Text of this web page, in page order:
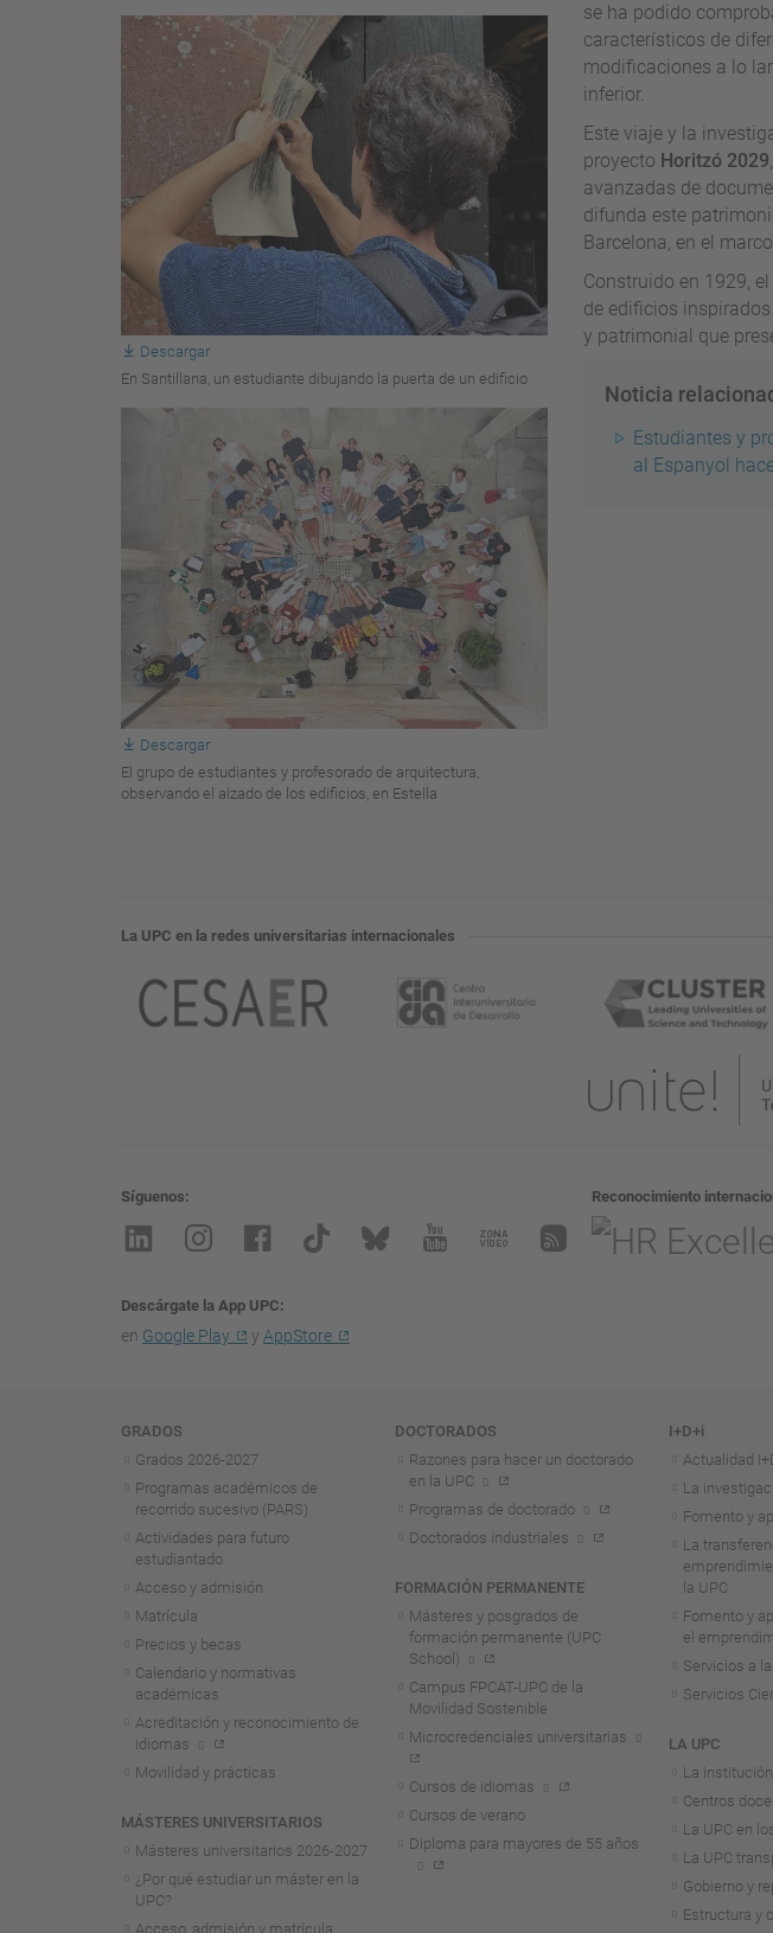
Descargar
En Santillana, un estudiante dibujando la puerta de un edificio
Descargar
El grupo de estudiantes y profesorado de arquitectura,
observando el alzado de los edificios, en Estella
se ha podido
característicos de
modificaciones a lo
inferior.
Este viaje y la
proyecto Horitzó 2029
avanzadas de
difunda este
Barcelona, en el
Construido en 1929,
de edificios
y patrimonial que
Noticia
Estudiantes y
al Espanyol
La UPC en la redes universitarias internacionales
Síguenos
Descárgate la App UPC
en Google Play y AppStore
Reconocimiento
Navegación
GRADOS
Grados 2026-2027
Programas académicos de
recorrido sucesivo (PARS)
Actividades para futuro
estudiantado
Acceso y admisión
Matrícula
Precios y becas
Calendario y normativas
académicas
Acreditación y reconocimiento de
idiomas
Movilidad y prácticas
MÁSTERES UNIVERSITARIOS
Másteres universitarios 2026-2027
¿Por qué estudiar un máster en la
UPC?
Acceso, admisión y matrícula
DOCTORADOS
Razones para hacer un doctorado
en la UPC
Programas de doctorado
Doctorados industriales
FORMACIÓN PERMANENTE
Másteres y posgrados de
formación permanente (UPC
School)
Campus FPCAT-UPC de la
Movilidad Sostenible
Microcredenciales universitarias
Cursos de idiomas
Cursos de verano
Diploma para mayores de 55 años
I+D+i
Actualidad
La
Fomento y
La
la UPC
Fomento y
el
Servicios a
Servicios
LA UPC
La institución
Centros
La UPC en
La UPC
Gobierno y
Estructura y